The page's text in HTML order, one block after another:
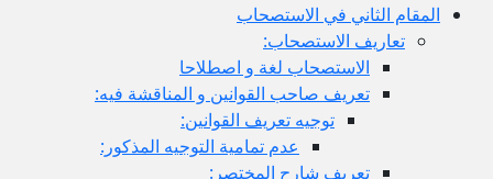
المقام الثاني في الاستصحاب
تعاريف الاستصحاب:
الاستصحاب لغة و اصطلاحا
تعريف صاحب القوانين و المناقشة فيه:
توجيه تعريف القوانين:
عدم تمامية التوجيه المذكور:
تعريف شارح المختصر: